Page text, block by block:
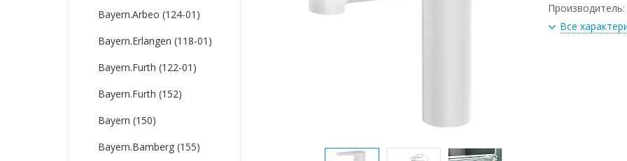
Производитель:
Все
Bayern.Arbeo (124-01)
Bayern.Erlangen (118-01)
Bayern.Furth (122-01)
Bayern.Furth (152)
Bayern (150)
Bayern.Bamberg (155)